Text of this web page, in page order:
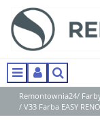
MenuPanelSzukaj
Remontownia24/
/ V33 Farba EASY